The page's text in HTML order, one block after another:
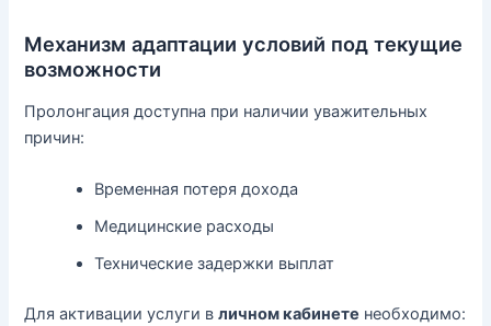
Механизм адаптации условий под текущие
возможности
Пролонгация доступна при наличии уважительных
причин:
Временная потеря дохода
Медицинские расходы
Технические задержки выплат
Для активации услуги вличном кабинете необходимо: